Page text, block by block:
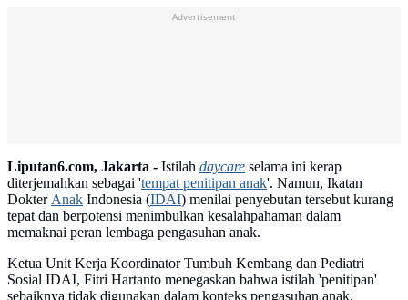
Advertisement
Liputan6.com, Jakarta - Istilah daycare selama ini kerap
diterjemahkan sebagai 'tempat penitipan anak'. Namun, Ikatan
DokterAnak Indonesia (IDAI) menilai penyebutan tersebut kurang
tepat dan berpotensi menimbulkan kesalahpahaman dalam
memaknai peran lembaga pengasuhan anak.
Ketua Unit Kerja Koordinator Tumbuh Kembang dan Pediatri
Sosial IDAI, Fitri Hartanto menegaskan bahwa istilah 'penitipan'
sebaiknya tidak digunakan dalam konteks pengasuhan anak.